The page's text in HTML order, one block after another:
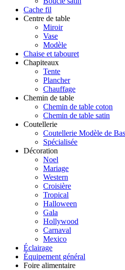
Cache fil
Centre de table
Miroir
Vase
Modèle
Chaise et tabouret
Chapiteaux
Tente
Plancher
Chauffage
Chemin de table
Chemin de table coton
Chemin de table satin
Coutellerie
Coutellerie Modèle de
Spécialisée
Décoration
Noel
Mariage
Western
Croisière
Tropical
Halloween
Gala
Hollywood
Carnaval
Mexico
Éclairage
Équipement général
Foire alimentaire